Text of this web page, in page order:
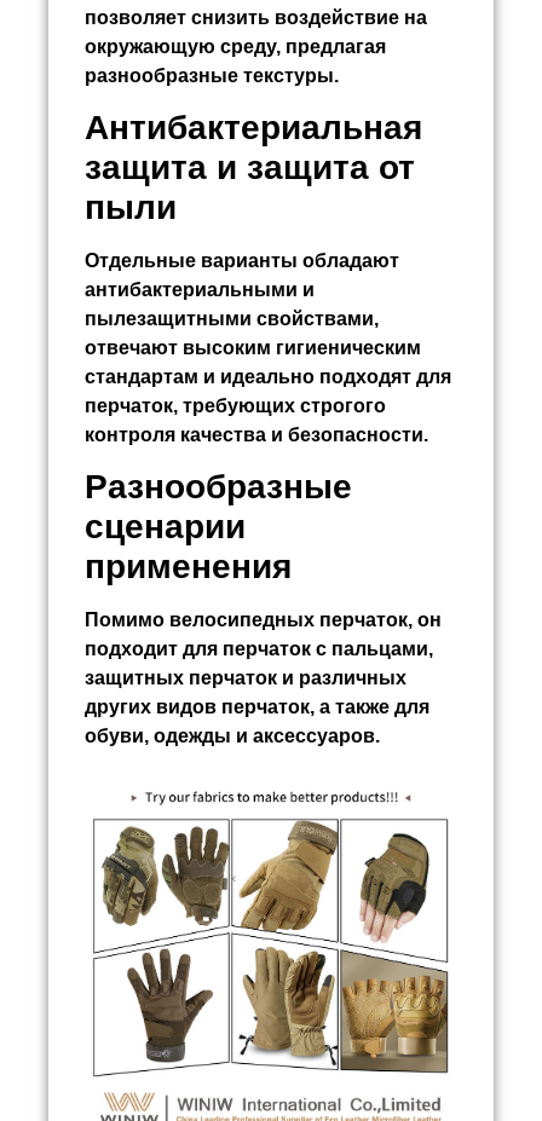
позволяет снизить воздействие на
окружающую среду, предлагая
разнообразные текстуры.
Антибактериальная
защита и защита от
пыли
Отдельные варианты обладают
антибактериальными и
пылезащитными свойствами,
отвечают высоким гигиеническим
стандартам и идеально подходят для
перчаток, требующих строгого
контроля качества и безопасности.
Разнообразные
сценарии
применения
Помимо велосипедных перчаток, он
подходит для перчаток с пальцами,
защитных перчаток и различных
других видов перчаток, а также для
обуви, одежды и аксессуаров.